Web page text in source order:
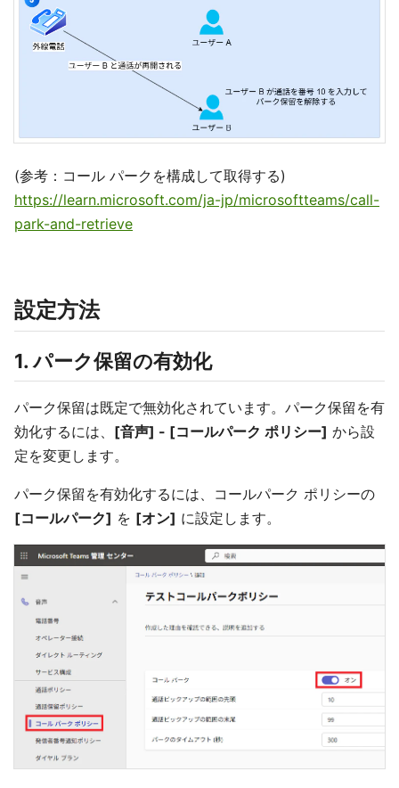
(参考：コール パークを構成して取得する)
https://learn.microsoft.com/ja-jp/microsoftteams/call-
park-and-retrieve
設定方法
1. パーク保留の有効化
パーク保留は既定で無効化されています。パーク保留を有
効化するには、 [音声] - [コールパーク ポリシー] から設
定を変更します。
パーク保留を有効化するには、コールパーク ポリシーの
[コールパーク] を [オン] に設定します。